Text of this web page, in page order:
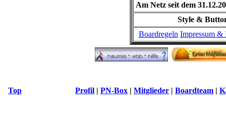
Am Netz seit dem
Style &
Boardregeln Impressum &
Top Profil | PN-Box | Mitglieder | Boardteam |